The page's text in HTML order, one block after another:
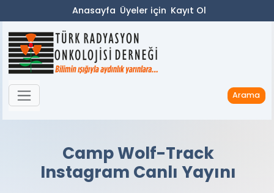
Anasayfa Üyeler için Kayıt Ol
Arama
Camp Wolf-Track
Instagram Canlı Yayını